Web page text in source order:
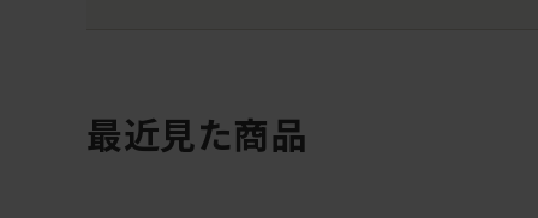
最近見た商品